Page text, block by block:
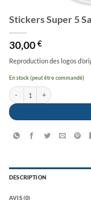
Stickers Super 5
30,00 €
Reproduction des logos
En stock (peut être commandé)
quantité de Stickers Super 5
DESCRIPTION
AVIS (0)